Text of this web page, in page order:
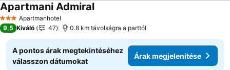
3 KategóriaApartmanhotel
Apartmani AdmiralÁrak megjelenítése
9,5 Kiváló 47 0.8 km távolságra a parttól
A pontos árak megtekintéséhez
válasszon dátumokat
Árak megjelenítése